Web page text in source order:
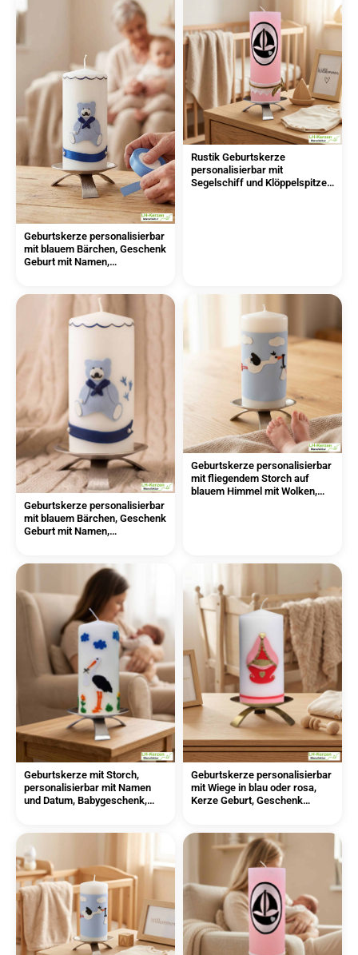
Geburtskerze personalisierbar
mit blauem Bärchen, Geschenk
Geburt mit Namen,
Rustik Geburtskerze
personalisierbar mit
Segelschiff und Klöppelspitze,
Geburtskerze personalisierbar
mit blauem Bärchen, Geschenk
Geburt mit Namen,
Geburtskerze personalisierbar
mit fliegendem Storch auf
blauem Himmel mit Wolken,
Geburtskerze mit Storch,
personalisierbar mit Namen
und Datum, Babygeschenk,
Geburtskerze personalisierbar
mit Wiege in blau oder rosa,
Kerze Geburt, Geschenk